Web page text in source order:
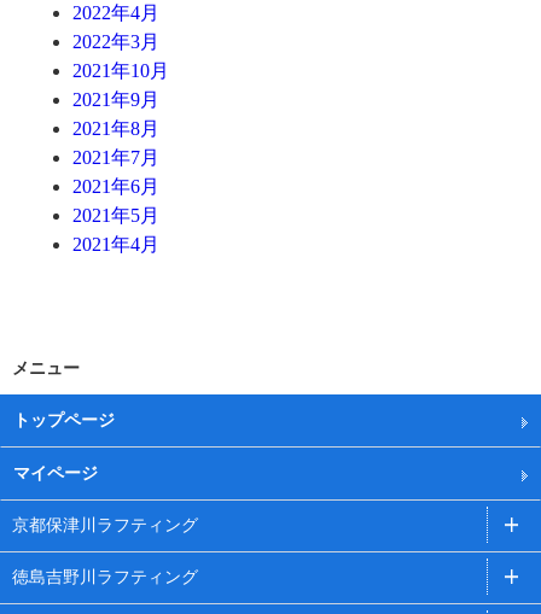
2022年4月
2022年3月
2021年10月
2021年9月
2021年8月
2021年7月
2021年6月
2021年5月
2021年4月
メニュー
トップページ
マイページ
京都保津川ラフティング
徳島吉野川ラフティング